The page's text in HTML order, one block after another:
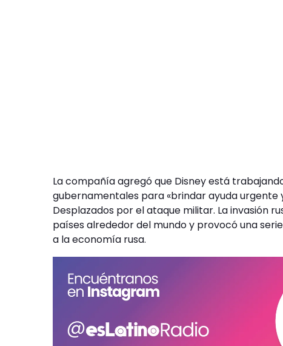
La compañía agregó que Disney está
gubernamentales para «brindar ayuda urgente
Desplazados por el ataque militar. La invasión
países alrededor del mundo y provocó una
a la economía rusa.